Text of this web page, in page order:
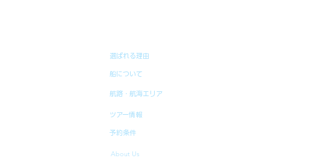
選ばれる理由
船について
航路・航海エリア
ツアー情報
予約条件
About Us